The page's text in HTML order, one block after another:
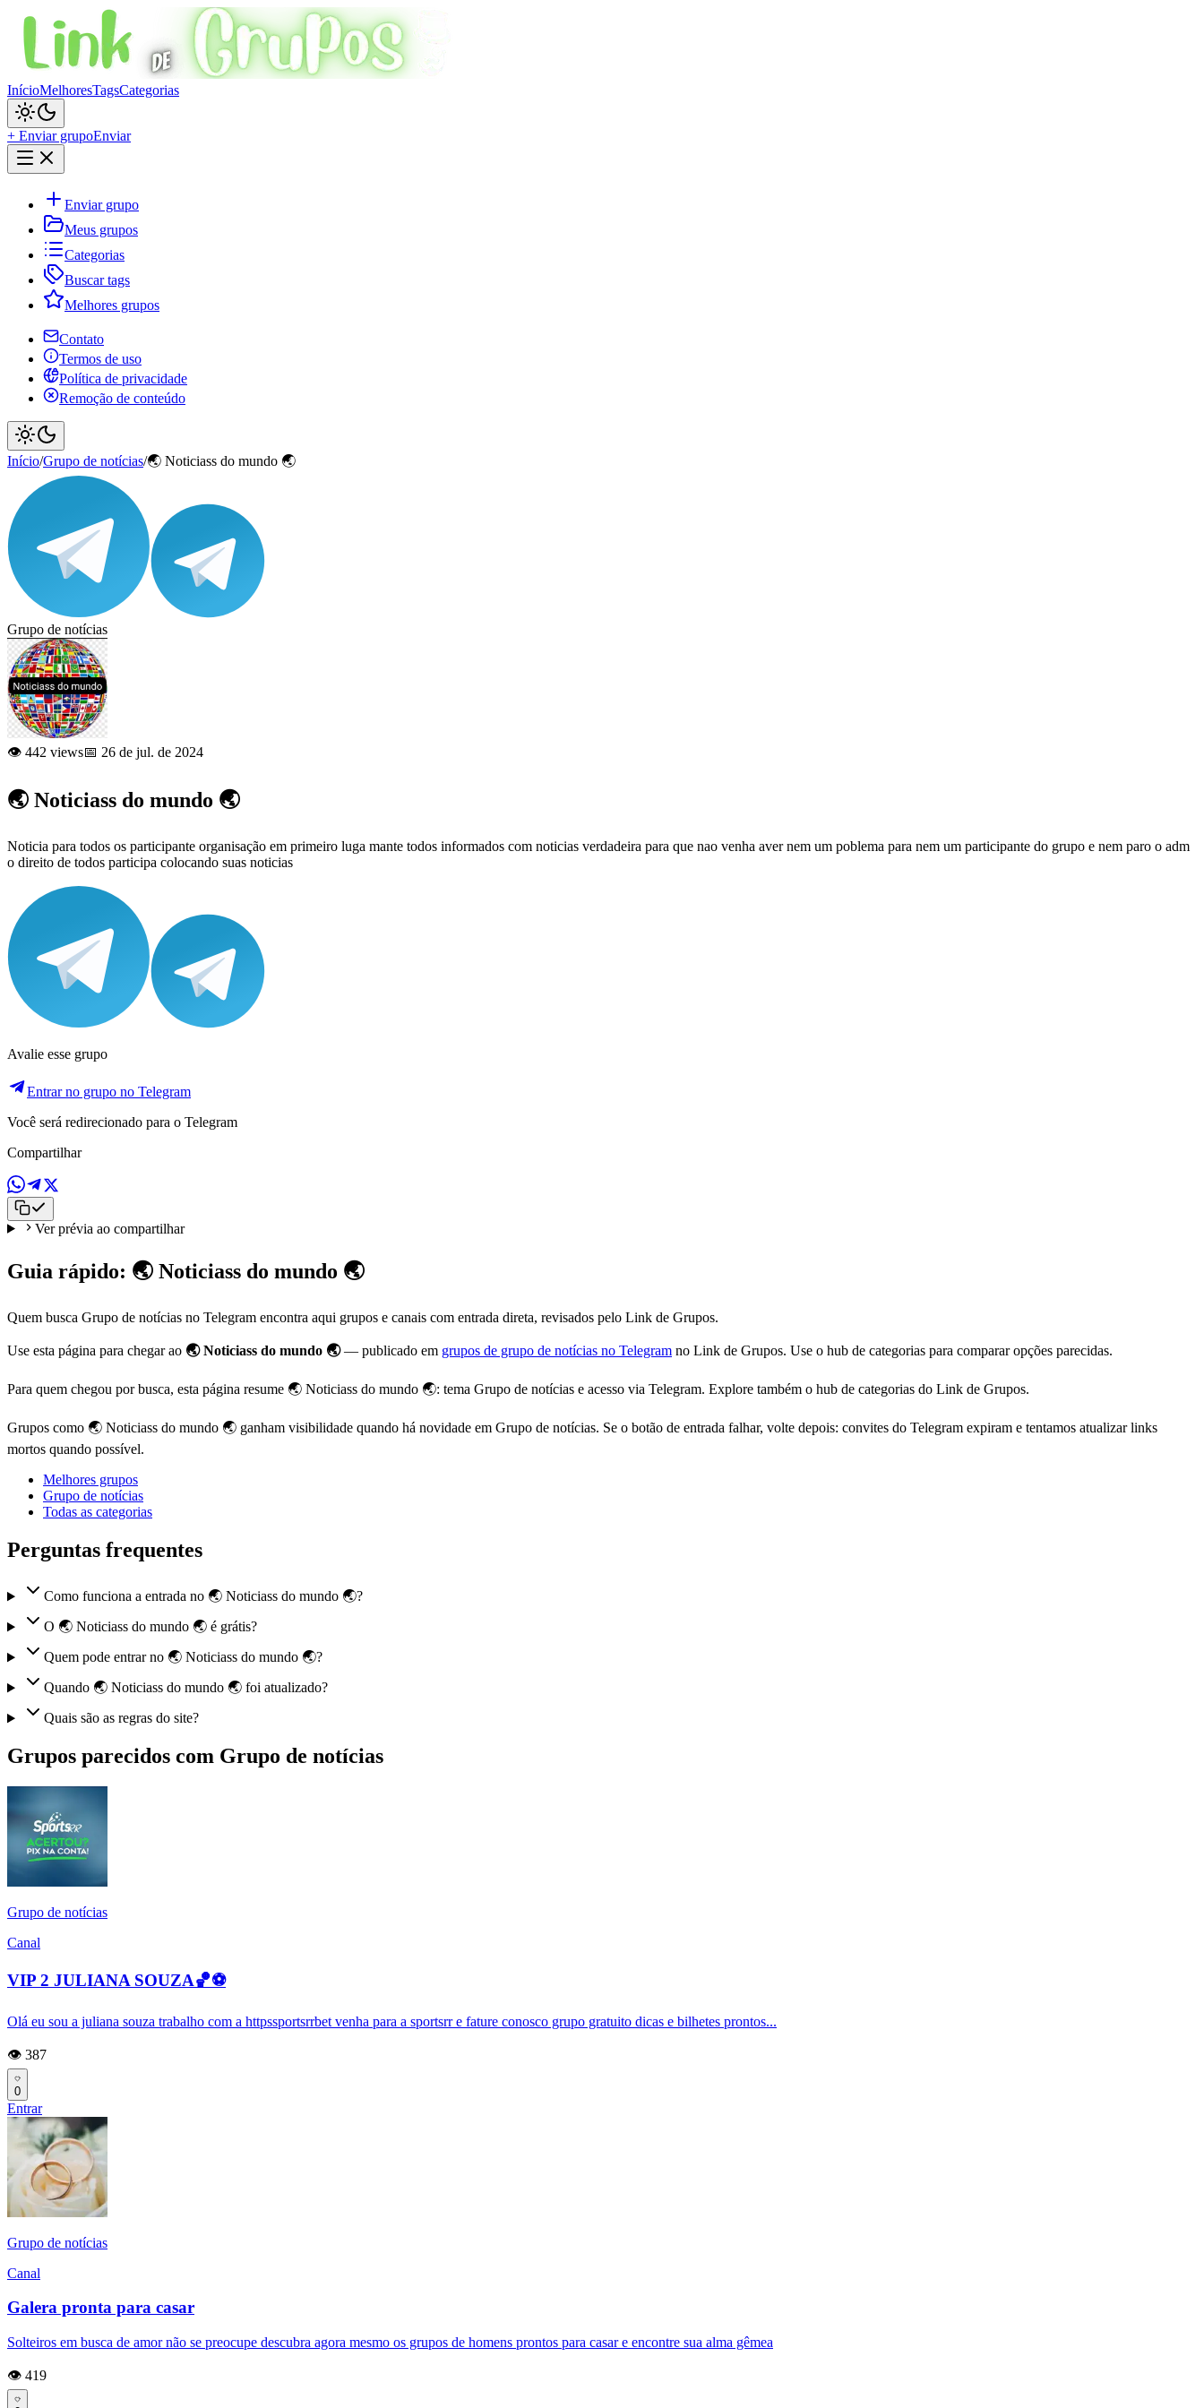
InícioMelhoresTagsCategorias
+ Enviar grupoEnviar
Enviar grupo
Meus grupos
Categorias
Buscar tags
Melhores grupos
Contato
Termos de uso
Política de privacidade
Remoção de conteúdo
Início/Grupo de notícias/🌏 Noticiass do mundo 🌏
Grupo de notícias
👁️ 442 views📅 26 de jul. de 2024
🌏 Noticiass do mundo 🌏
Noticia para todos os participante organisação em primeiro luga mante todos informados com noticias verdadeira para que nao venha aver nem um poblema para nem um participante do grupo e nem paro o adm
o direito de todos participa colocando suas noticias
Avalie esse grupo
Entrar no grupo no Telegram
Você será redirecionado para o Telegram
Compartilhar
Ver prévia ao compartilhar
Guia rápido: 🌏 Noticiass do mundo 🌏
Quem busca Grupo de notícias no Telegram encontra aqui grupos e canais com entrada direta, revisados pelo Link de Grupos.
Use esta página para chegar ao 🌏 Noticiass do mundo 🌏— publicado em grupos de grupo de notícias no Telegram no Link de Grupos. Use o hub de categorias para comparar opções parecidas.
Para quem chegou por busca, esta página resume 🌏 Noticiass do mundo 🌏: tema Grupo de notícias e acesso via Telegram. Explore também o hub de categorias do Link de Grupos.
Grupos como 🌏 Noticiass do mundo 🌏 ganham visibilidade quando há novidade em Grupo de notícias. Se o botão de entrada falhar, volte depois: convites do Telegram expiram e tentamos atualizar links
mortos quando possível.
Melhores grupos
Grupo de notícias
Todas as categorias
Perguntas frequentes
Como funciona a entrada no 🌏 Noticiass do mundo 🌏?
O 🌏 Noticiass do mundo 🌏 é grátis?
Quem pode entrar no 🌏 Noticiass do mundo 🌏?
Quando 🌏 Noticiass do mundo 🌏 foi atualizado?
Quais são as regras do site?
Grupos parecidos com Grupo de notícias
Grupo de notícias
Canal
VIP 2 JULIANA SOUZA🏀⚽️
Olá eu sou a juliana souza trabalho com a httpssportsrrbet venha para a sportsrr e fature conosco grupo gratuito dicas e bilhetes prontos...
👁️ 387
0
Entrar
Grupo de notícias
Canal
Galera pronta para casar
Solteiros em busca de amor não se preocupe descubra agora mesmo os grupos de homens prontos para casar e encontre sua alma gêmea
👁️ 419